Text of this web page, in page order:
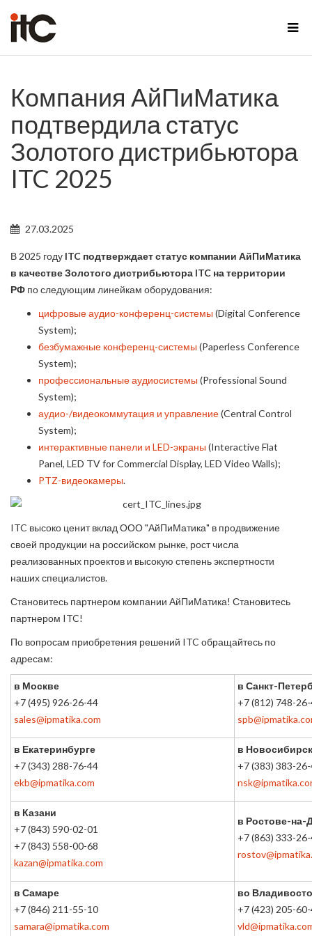
Компания АйПиМатика
подтвердила статус
Золотого дистрибьютора
ITC 2025
27.03.2025
В 2025 году ITC подтверждает статус компании АйПиМатика
в качестве Золотого дистрибьютора ITC на территории
РФ по следующим линейкам оборудования:
цифровые аудио-конференц-системы (Digital Conference
System);
безбумажные конференц-системы (Paperless Conference
System);
профессиональные аудиосистемы (Professional Sound
System);
аудио-/видеокоммутация и управление(Central Control
System);
интерактивные панели и LED-экраны (Interactive Flat
Panel, LED TV for Commercial Display, LED Video Walls);
PTZ-видеокамеры.
ITC высоко ценит вклад ООО "АйПиМатика" в продвижение
своей продукции на российском рынке, рост числа
реализованных проектов и высокую степень экспертности
наших специалистов.
Становитесь партнером компании АйПиМатика! Становитесь
партнером ITC!
По вопросам приобретения решений ITC обращайтесь по
адресам:
в Москве
+7 (495) 926-26-44
sales@ipmatika.com
в Санкт-
+7 (812) 748-
в Екатеринбурге
+7 (343) 288-76-44
ekb@ipmatika.com
в
+7 (383) 383-
в Казани
+7 (843) 590-02-01
+7 (843) 558-00-68
kazan@ipmatika.com
в Ростове-на-
+7 (863) 333-
в Самаре
+7 (846) 211-55-10
samara@ipmatika.com
во
+7 (423) 205-